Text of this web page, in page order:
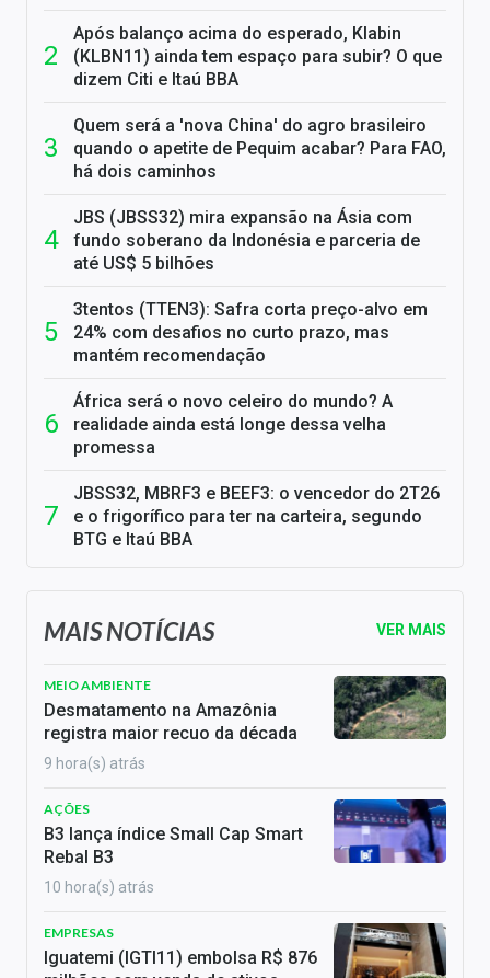
Após balanço acima do esperado, Klabin
(KLBN11) ainda tem espaço para subir? O que
dizem Citi e Itaú BBA
Quem será a 'nova China' do agro brasileiro
quando o apetite de Pequim acabar? Para FAO,
há dois caminhos
JBS (JBSS32) mira expansão na Ásia com
fundo soberano da Indonésia e parceria de
até US$ 5 bilhões
3tentos (TTEN3): Safra corta preço-alvo em
24% com desafios no curto prazo, mas
mantém recomendação
África será o novo celeiro do mundo? A
realidade ainda está longe dessa velha
promessa
JBSS32, MBRF3 e BEEF3: o vencedor do 2T26
e o frigorífico para ter na carteira, segundo
BTG e Itaú BBA
MAIS NOTÍCIAS VER MAIS
MEIO AMBIENTE
Desmatamento na Amazônia
registra maior recuo da década
9 hora(s) atrás
AÇÕES
B3 lança índice Small Cap Smart
Rebal B3
10 hora(s) atrás
EMPRESAS
Iguatemi (IGTI11) embolsa R$ 876